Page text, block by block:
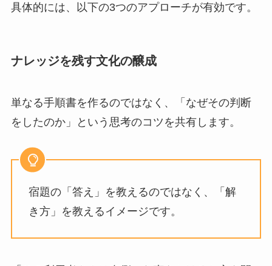
具体的には、以下の3つのアプローチが有効です。
ナレッジを残す文化の醸成
単なる手順書を作るのではなく、「なぜその判断
をしたのか」という思考のコツを共有します。
宿題の「答え」を教えるのではなく、「解
き方」を教えるイメージです。